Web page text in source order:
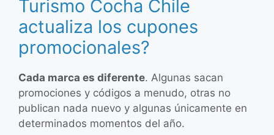
Turismo Cocha Chile
actualiza los cupones
promocionales?
Cada marca es diferente. Algunas sacan
promociones y códigos a menudo, otras no
publican nada nuevo y algunas únicamente en
determinados momentos del año.